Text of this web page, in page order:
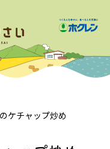
ケチャップ炒め